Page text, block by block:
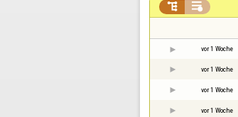
 
vor 1 Woche
vor 1 Woche
vor 1 Woche
vor 1 Woche